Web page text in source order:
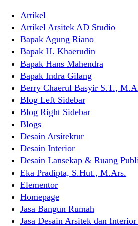
Skip
content
Artikel
Artikel Arsitek AD Studio
Bapak Agung Riano
Bapak H. Khaerudin
Bapak Hans Mahendra
Bapak Indra Gilang
Berry Chaerul Basyir S.T.,
Blog Left Sidebar
Blog Right Sidebar
Blogs
Desain Arsitektur
Desain Interior
Desain Lansekap & Ruang
Eka Pradipta, S.Hut., M.Ars.
Elementor
Homepage
Jasa Bangun Rumah
Jasa Desain Arsitek dan